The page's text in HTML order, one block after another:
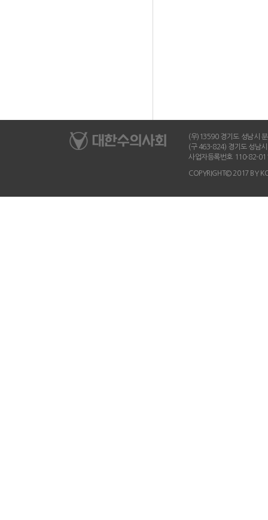
(우)13590 경기도 성남시
(구 463-824) 경기도 성남
사업자등록번호 110-82-
COPYRIGHT© 2017 BY